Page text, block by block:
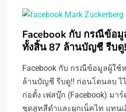
Facebook กับ กรณีข้อ
ทั้งสิ้น 87 ล้านบัญชี รีบ
Facebook กับ กรณีข้อมูลผู้ใช้
ล้านบัญชี รีบดู!! ก่อนโดนลบ ไ
ก่อตั้ง เฟสบุ๊ก (Facebook) มา
ชุดสูทสีดำและผูกเน็คไท แทนเ